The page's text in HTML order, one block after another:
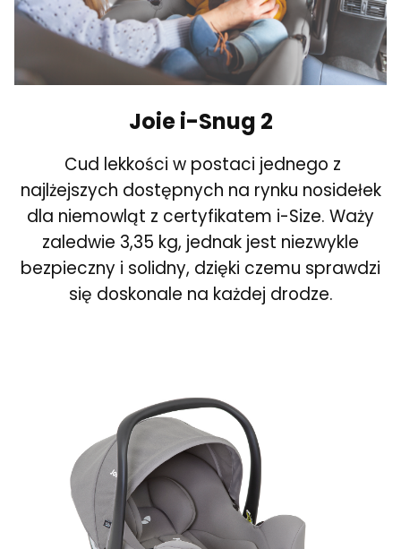
Joie i-Snug 2
Cud lekkości w postaci jednego z
najlżejszych dostępnych na rynku nosidełek
dla niemowląt z certyfikatem i-Size. Waży
zaledwie 3,35 kg, jednak jest niezwykle
bezpieczny i solidny, dzięki czemu sprawdzi
się doskonale na każdej drodze.